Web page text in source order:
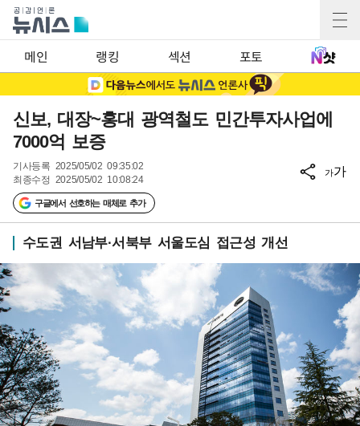
메인 랭킹 섹션 포토
신보, 대장~홍대 광역철도 민간투자사업에
7000억 보증
기사등록 2025/05/02 09:35:02
최종수정 2025/05/02 10:08:24
구글에서 선호하는 매체로 추가
가가
수도권 서남부·서북부 서울도심 접근성 개선